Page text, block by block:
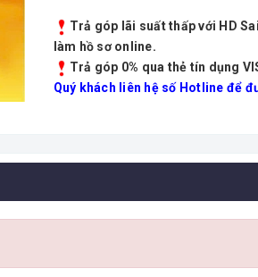
Trả góp lãi suất thấp với HD
làm hồ sơ online.
Trả góp 0% qua thẻ tín dụng
Quý khách liên hệ số Hotline để